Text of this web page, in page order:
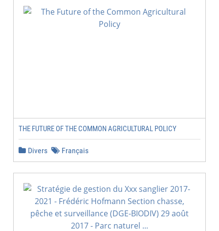
THE FUTURE OF THE COMMON AGRICULTURAL POLICY
Divers Français